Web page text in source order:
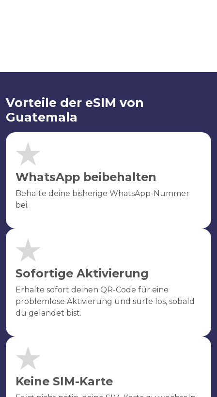
Vorteile der eSIM von
Guatemala
WhatsApp beibehalten
Behalte deine bisherige WhatsApp-Nummer
bei.
Sofortige Aktivierung
Erhalte sofort deinen QR-Code für eine
problemlose Aktivierung und surfe los, sobald
du gelandet bist.
Keine SIM-Karte